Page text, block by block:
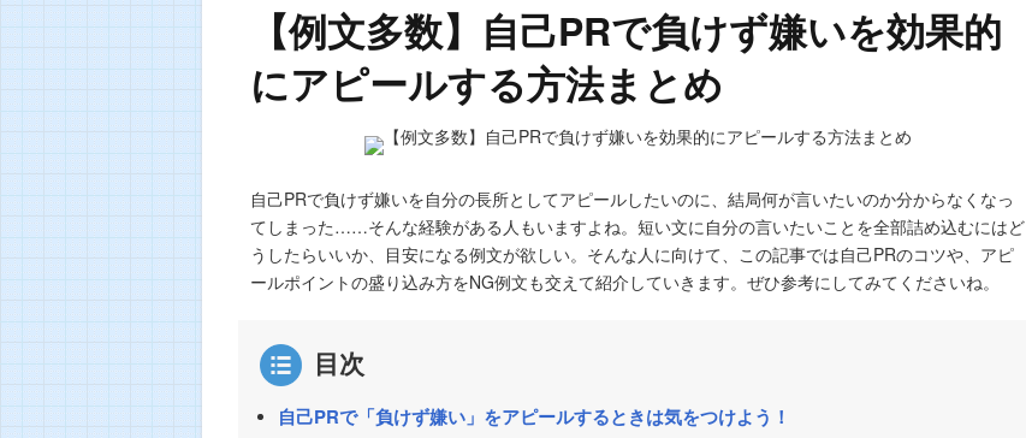
【例文多数】自己PRで負けず嫌いを効果的
にアピールする方法まとめ
自己PRで負けず嫌いを自分の長所としてアピールしたいのに、結局何が言いたいのか分からなくなっ
てしまった……そんな経験がある人もいますよね。短い文に自分の言いたいことを全部詰め込むにはど
うしたらいいか、目安になる例文が欲しい。そんな人に向けて、この記事では自己PRのコツや、アピ
ールポイントの盛り込み方をNG例文も交えて紹介していきます。ぜひ参考にしてみてくださいね。
目次
自己PRで「負けず嫌い」をアピールするときは気をつけよう！